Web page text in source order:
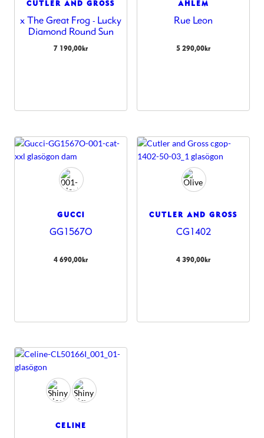
CUTLER AND GROSS
x The Great Frog - Lucky
Diamond Round Sun
7 190,00kr
AHLEM
Rue Leon
5 290,00kr
GUCCI
GG1567O
4 690,00kr
CUTLER AND GROSS
CG1402
4 390,00kr
CELINE